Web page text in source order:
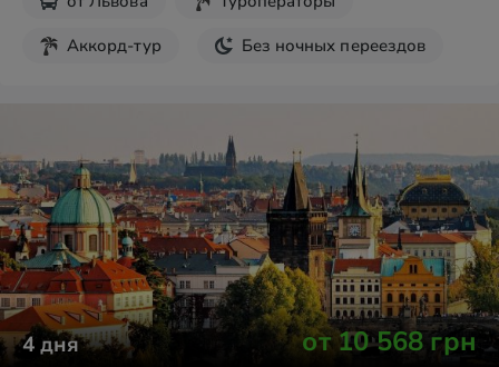
Аккорд-тур
Без ночных переездов
4дня от10 568грн